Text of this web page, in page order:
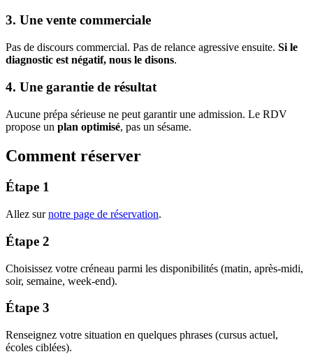
3. Une vente commerciale
Pas de discours commercial. Pas de relance agressive ensuite. Si le
diagnostic est négatif, nous le disons.
4. Une garantie de résultat
Aucune prépa sérieuse ne peut garantir une admission. Le RDV
propose un plan optimisé, pas un sésame.
Comment réserver
Étape 1
Allez surnotre page de réservation.
Étape 2
Choisissez votre créneau parmi les disponibilités (matin, après-midi,
soir, semaine, week-end).
Étape 3
Renseignez votre situation en quelques phrases (cursus actuel,
écoles ciblées).